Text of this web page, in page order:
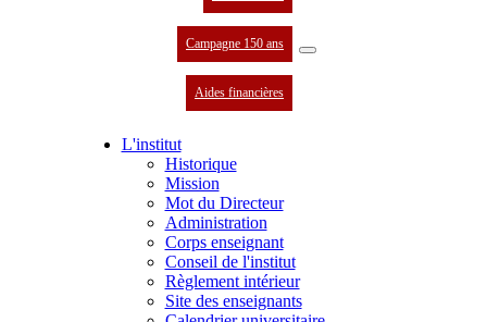
Campagne 150 ans
Aides financières
L'institut
Historique
Mission
Mot du Directeur
Administration
Corps enseignant
Conseil de l'institut
Règlement intérieur
Site des enseignants